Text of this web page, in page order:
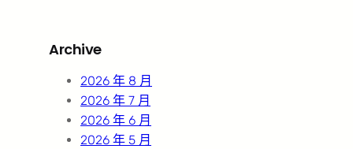
c
Archive
2026 年 8 月
2026 年 7 月
2026 年 6 月
2026 年 5 月